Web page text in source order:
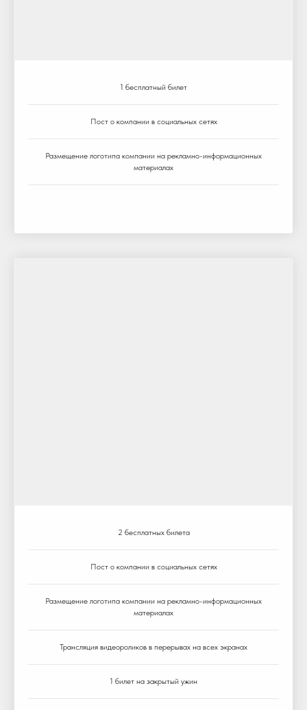
1 бесплатный билет
Пост о компании в социальных сетях
Размещение логотипа компании на рекламно-информационных
материалах
2 бесплатных билета
Пост о компании в социальных сетях
Размещение логотипа компании на рекламно-информационных
материалах
Трансляция видеороликов в перерывах на всех экранах
1 билет на закрытый ужин